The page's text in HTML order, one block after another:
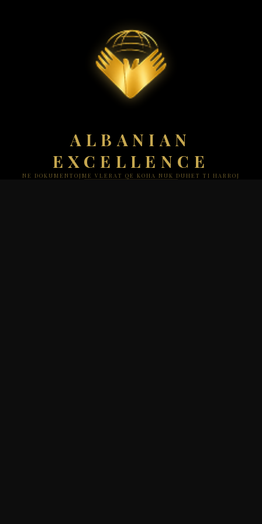
ALBANIAN
EXCELLENCE
NE DOKUMENTOJME VLERAT QE KOHA NUK DUHET TI HARROJ